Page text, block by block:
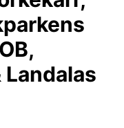
Landalas